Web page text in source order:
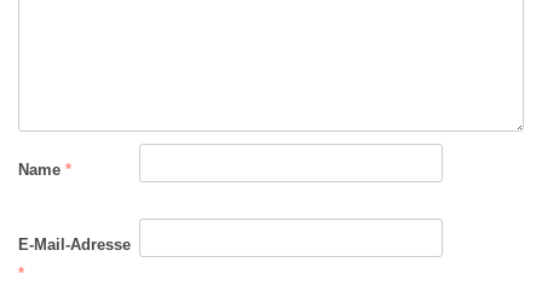
Name *
E-Mail-Adresse
*